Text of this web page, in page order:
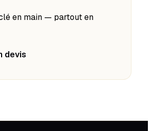
en main — partout en
devis